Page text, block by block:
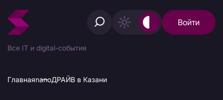
Войти
Все IT и digital-события
ГлавнаяnanoДРАЙВ в Казани